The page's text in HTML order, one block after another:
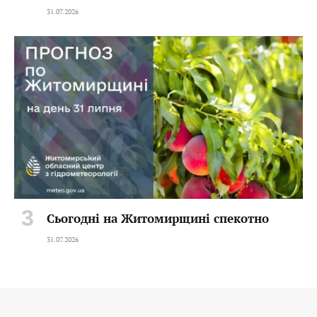
31.07.2026
Сьогодні на Житомирщині спекотно
31.07.2026